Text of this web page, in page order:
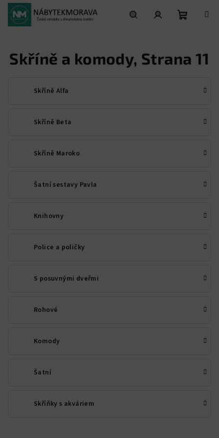
Přejít
obsah
košík
Skříně a komody, Strana 11
Skříně Alfa
Skříně Beta
Skříně Maroko
Šatní sestavy Pavla
Knihovny
Police a poličky
S posuvnými dveřmi
Rohové
Komody
Šatní
Skříňky s akváriem